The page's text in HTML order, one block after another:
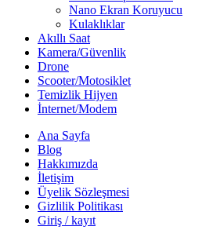
Nano Ekran Koruyucu
Kulaklıklar
Akıllı Saat
Kamera/Güvenlik
Drone
Scooter/Motosiklet
Temizlik Hijyen
İnternet/Modem
Ana Sayfa
Blog
Hakkımızda
İletişim
Üyelik Sözleşmesi
Gizlilik Politikası
Giriş / kayıt